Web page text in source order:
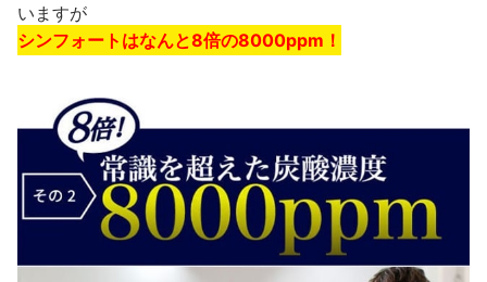
いますが
シンフォートはなんと8倍の8000ppm！